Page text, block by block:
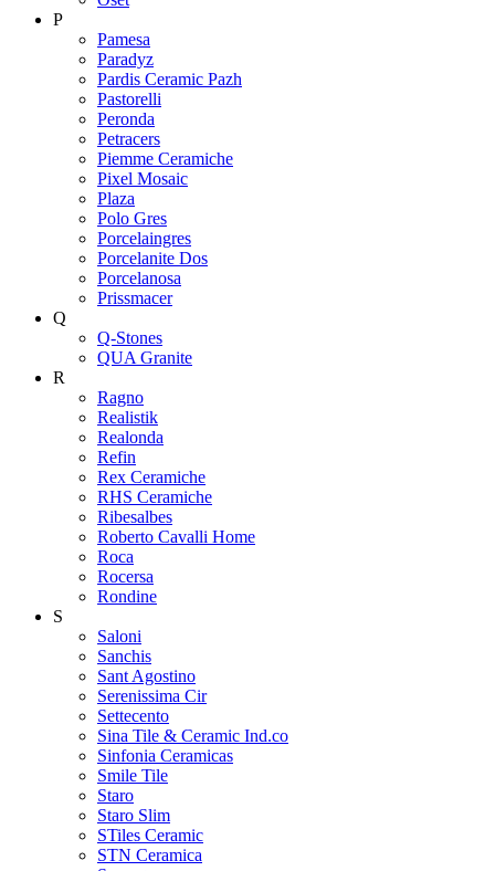
P
Pamesa
Paradyz
Pardis Ceramic Pazh
Pastorelli
Peronda
Petracers
Piemme Ceramiche
Pixel Mosaic
Plaza
Polo Gres
Porcelaingres
Porcelanite Dos
Porcelanosa
Prissmacer
Q
Q-Stones
QUA Granite
R
Ragno
Realistik
Realonda
Refin
Rex Ceramiche
RHS Ceramiche
Ribesalbes
Roberto Cavalli Home
Roca
Rocersa
Rondine
S
Saloni
Sanchis
Sant Agostino
Serenissima Cir
Settecento
Sina Tile & Ceramic Ind.co
Sinfonia Ceramicas
Smile Tile
Staro
Staro Slim
STiles Ceramic
STN Ceramica